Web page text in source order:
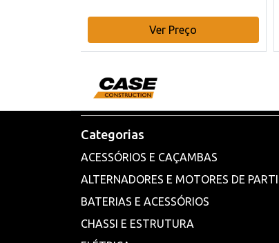
Ver Preço
Categorias
ACESSÓRIOS E CAÇAMBAS
ALTERNADORES E MOTORES DE
BATERIAS E ACESSÓRIOS
CHASSI E ESTRUTURA